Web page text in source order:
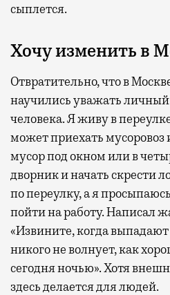
сыплется.
Хочу изменить в
Отвратительно, что в
научились уважать
человека. Я живу в
может приехать мусоровоз
мусор под окном или в
дворник и начать скрести
по переулку, а я
пойти на работу. Написал
«Извините, когда
никого не волнует, как
сегодня ночью». Хотя
здесь делается для людей.